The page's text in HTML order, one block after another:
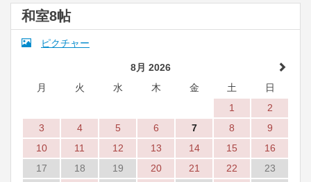
和室8帖
ピクチャー
8月 2026
月
火 水 木 金 土
日
1
2
3
4 5 6 7 8
9
10
11 12 13 14 15
16
17
18 19 20 21 22
23